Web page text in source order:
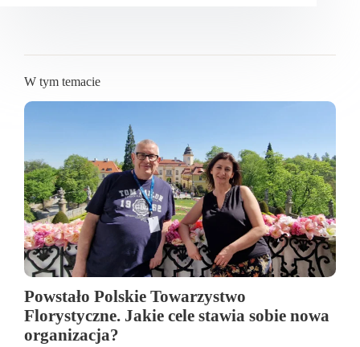
W tym temacie
Powstało Polskie Towarzystwo
Florystyczne. Jakie cele stawia sobie nowa
organizacja?